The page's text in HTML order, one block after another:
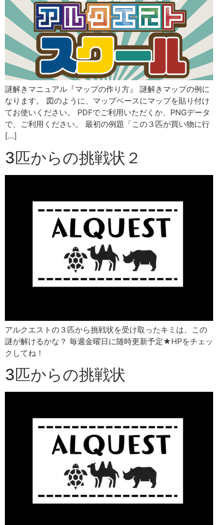
謎解きマニュアル『マップの作り方』 謎解きマップの例に
なります。 図のように、マップベースにマップを貼り付け
てお使いください。 PDFでご利用いただくか、PNGデータ
で、ご利用ください。 最初の例題「この３匹が買い物に行
[…]
3匹からの挑戦状２
アルクエストの３匹から挑戦状を受け取ったキミは、この
謎が解けるかな？ 毎週金曜日に随時更新予定★HPをチェッ
クしてね！
3匹からの挑戦状